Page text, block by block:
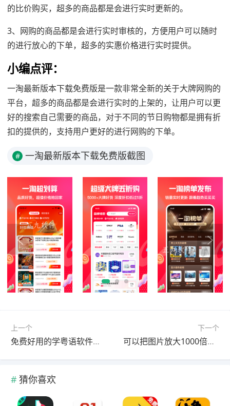
的比价购买，超多的商品都是会进行实时更新的。
3、网购的商品都是会进行实时审核的，方便用户可以随时
的进行放心的下单，超多的实惠价格进行实时提供。
小编点评：
一淘最新版本下载免费版是一款非常全新的关于大牌网购的
平台，超多的商品都是会进行实时的上架的，让用户可以更
好的搜索自己需要的商品，对于不同的节日购物都是拥有折
扣的提供的，支持用户更好的进行网购的下单。
# 一淘最新版本下载免费版截图
上一个
免费好用的学粤语软件推荐
下一个
可以把图片放大1000倍的软件合集
猜你喜欢